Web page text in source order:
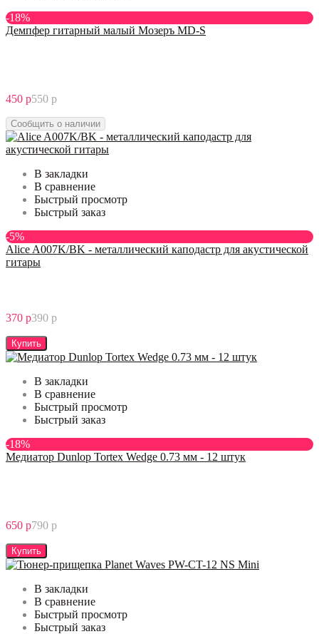
-18%
Демпфер гитарный малый Мозеръ MD-S
450 р550 р
Сообщить о наличии
В закладки
В сравнение
Быстрый просмотр
Быстрый заказ
-5%
Alice A007K/BK - металлический каподастр для акустической
гитары
370 р390 р
Купить
В закладки
В сравнение
Быстрый просмотр
Быстрый заказ
-18%
Медиатор Dunlop Tortex Wedge 0.73 мм - 12 штук
650 р790 р
Купить
В закладки
В сравнение
Быстрый просмотр
Быстрый заказ